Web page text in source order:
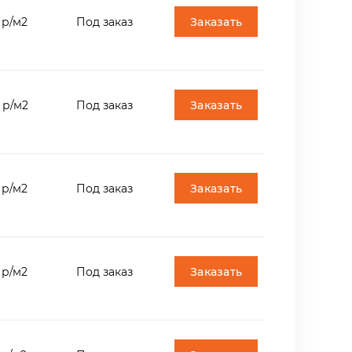
появление на поверхности
гранит относится к
"РЖД" согласовало Сибирский
для благоустройства улиц,
Сибирского гранита:
р/м2 Под заказ Заказать
р/м2 Под заказ Заказать
р/м2 Под заказ Заказать
р/м2 Под заказ Заказать